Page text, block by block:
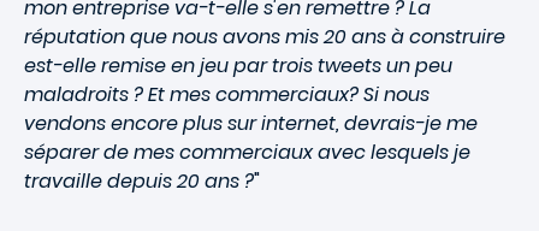
mon entreprise va-t-elle s'en remettre ? La
réputation que nous avons mis 20 ans à construire
est-elle remise en jeu par trois tweets un peu
maladroits ? Et mes commerciaux? Si nous
vendons encore plus sur internet, devrais-je me
séparer de mes commerciaux avec lesquels je
travaille depuis 20 ans ?"